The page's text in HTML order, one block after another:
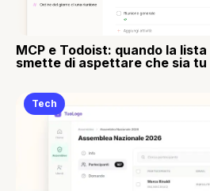
MCP e Todoist: quando la
smette di aspettare che sia
Tech